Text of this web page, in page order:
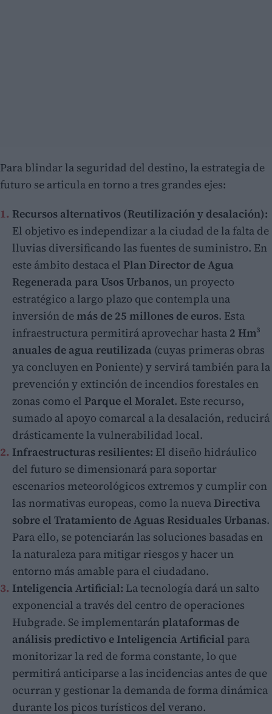
Para blindar la seguridad del destino, la estrategia de
futuro se articula en torno a tres grandes ejes:
Recursos alternativos (Reutilización y desalación):
El objetivo es independizar a la ciudad de la falta de
lluvias diversificando las fuentes de suministro. En
este ámbito destaca el Plan Director de Agua
Regenerada para Usos Urbanos, un proyecto
estratégico a largo plazo que contempla una
inversión demás de 25 millones de euros. Esta
infraestructura permitirá aprovechar hasta 2 Hm³
anuales de agua reutilizada (cuyas primeras obras
ya concluyen en Poniente) y servirá también para la
prevención y extinción de incendios forestales en
zonas como el Parque el Moralet. Este recurso,
sumado al apoyo comarcal a la desalación, reducirá
drásticamente la vulnerabilidad local.
Infraestructuras resilientes: El diseño hidráulico
del futuro se dimensionará para soportar
escenarios meteorológicos extremos y cumplir con
las normativas europeas, como la nueva Directiva
sobre el Tratamiento de Aguas Residuales Urbanas.
Para ello, se potenciarán las soluciones basadas en
la naturaleza para mitigar riesgos y hacer un
entorno más amable para el ciudadano.
Inteligencia Artificial: La tecnología dará un salto
exponencial a través del centro de operaciones
Hubgrade. Se implementaránplataformas de
análisis predictivo e Inteligencia Artificial para
monitorizar la red de forma constante, lo que
permitirá anticiparse a las incidencias antes de que
ocurran y gestionar la demanda de forma dinámica
durante los picos turísticos del verano.